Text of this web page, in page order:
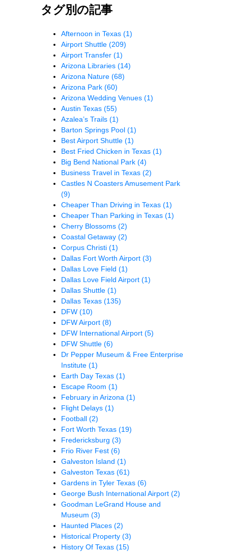
タグ別の記事
Afternoon in Texas (1)
Airport Shuttle (209)
Airport Transfer (1)
Arizona Libraries (14)
Arizona Nature (68)
Arizona Park (60)
Arizona Wedding Venues (1)
Austin Texas (55)
Azalea’s Trails (1)
Barton Springs Pool (1)
Best Airport Shuttle (1)
Best Fried Chicken in Texas (1)
Big Bend National Park (4)
Business Travel in Texas (2)
Castles N Coasters Amusement Park
(9)
Cheaper Than Driving in Texas (1)
Cheaper Than Parking in Texas (1)
Cherry Blossoms (2)
Coastal Getaway (2)
Corpus Christi (1)
Dallas Fort Worth Airport (3)
Dallas Love Field (1)
Dallas Love Field Airport (1)
Dallas Shuttle (1)
Dallas Texas (135)
DFW (10)
DFW Airport (8)
DFW International Airport (5)
DFW Shuttle (6)
Dr Pepper Museum & Free Enterprise
Institute (1)
Earth Day Texas (1)
Escape Room (1)
February in Arizona (1)
Flight Delays (1)
Football (2)
Fort Worth Texas (19)
Fredericksburg (3)
Frio River Fest (6)
Galveston Island (1)
Galveston Texas (61)
Gardens in Tyler Texas (6)
George Bush International Airport (2)
Goodman LeGrand House and
Museum (3)
Haunted Places (2)
Historical Property (3)
History Of Texas (15)